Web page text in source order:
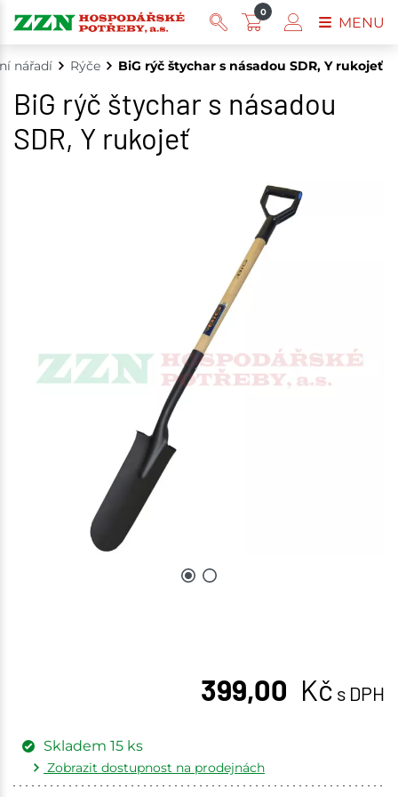
nářadí Rýče BiG rýč štychar s násadou SDR, Y rukojeť
BiG rýč štychar s násadou
SDR, Y rukojeť
399,00 Kč s DPH
Skladem 15 ks
Zobrazit dostupnost na prodejnách
0
MENU